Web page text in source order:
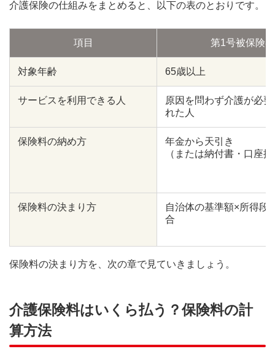
介護保険の仕組みをまとめると、以下の表のとおりです。
項目 第1号被保険者
対象年齢 65歳以上
サービスを利用できる人
原因を問わず介護が必
れた人
保険料の納め方
年金から天引き
（または納付書・口座
保険料の決まり方
自治体の基準額×所得段
合
保険料の決まり方を、次の章で見ていきましょう。
介護保険料はいくら払う？保険料の計
算方法